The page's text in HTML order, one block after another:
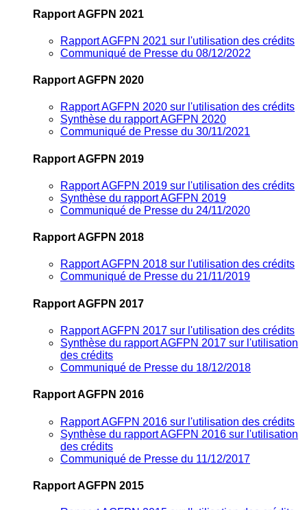
Rapport AGFPN 2021
Rapport AGFPN 2021 sur l'utilisation des crédits
Communiqué de Presse du 08/12/2022
Rapport AGFPN 2020
Rapport AGFPN 2020 sur l'utilisation des crédits
Synthèse du rapport AGFPN 2020
Communiqué de Presse du 30/11/2021
Rapport AGFPN 2019
Rapport AGFPN 2019 sur l'utilisation des crédits
Synthèse du rapport AGFPN 2019
Communiqué de Presse du 24/11/2020
Rapport AGFPN 2018
Rapport AGFPN 2018 sur l'utilisation des crédits
Communiqué de Presse du 21/11/2019
Rapport AGFPN 2017
Rapport AGFPN 2017 sur l'utilisation des crédits
Synthèse du rapport AGFPN 2017 sur l'utilisation
des crédits
Communiqué de Presse du 18/12/2018
Rapport AGFPN 2016
Rapport AGFPN 2016 sur l'utilisation des crédits
Synthèse du rapport AGFPN 2016 sur l'utilisation
des crédits
Communiqué de Presse du 11/12/2017
Rapport AGFPN 2015